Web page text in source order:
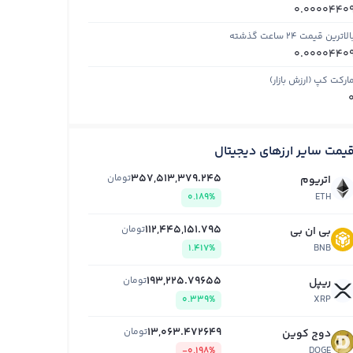
قیمت ۲۴ ساعت گذشته
مارکت کپ (ارزش بازار)
0
قیمت سایر ارزهای دیجیتال
اتریوم
ETH
357,513,379.245تومان
0.189%
بی ان بی
BNB
112,445,151.795تومان
1.417%
ریپل
XRP
193,225.79655تومان
0.339%
دوج کوین 13,063.472649تومان